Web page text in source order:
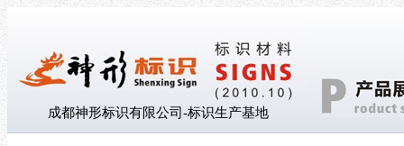
成都神形标识有限公司-标识生产基地